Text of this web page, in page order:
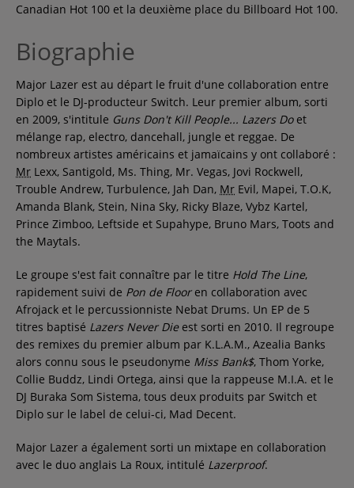
Canadian Hot 100 et la deuxième place du Billboard Hot 100.
Biographie
Major Lazer est au départ le fruit d'une collaboration entre
Diplo et le DJ-producteur Switch. Leur premier album, sorti
en 2009, s'intitule Guns Don't Kill People... Lazers Doet
mélange rap, electro, dancehall, jungle et reggae. De
nombreux artistes américains et jamaïcains y ont collaboré :
Mr Lexx, Santigold, Ms. Thing, Mr. Vegas, Jovi Rockwell,
Trouble Andrew, Turbulence, Jah Dan, Mr Evil, Mapei, T.O.K,
Amanda Blank, Stein, Nina Sky, Ricky Blaze, Vybz Kartel,
Prince Zimboo, Leftside et Supahype, Bruno Mars, Toots and
the Maytals.
Le groupe s'est fait connaître par le titre Hold The Line,
rapidement suivi de Pon de Flooren collaboration avec
Afrojack et le percussionniste Nebat Drums. Un EP de 5
titres baptisé Lazers Never Dieest sorti en 2010. Il regroupe
des remixes du premier album par K.L.A.M., Azealia Banks
alors connu sous le pseudonyme Miss Bank$, Thom Yorke,
Collie Buddz, Lindi Ortega, ainsi que la rappeuse M.I.A. et le
DJ Buraka Som Sistema, tous deux produits par Switch et
Diplo sur le label de celui-ci, Mad Decent.
Major Lazer a également sorti un mixtape en collaboration
avec le duo anglais La Roux, intitulé Lazerproof.